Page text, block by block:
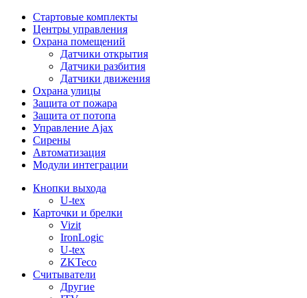
Стартовые комплекты
Центры управления
Охрана помещений
Датчики открытия
Датчики разбития
Датчики движения
Охрана улицы
Защита от пожара
Защита от потопа
Управление Ajax
Сирены
Автоматизация
Модули интеграции
Кнопки выхода
U-tex
Карточки и брелки
Vizit
IronLogic
U-tex
ZKTeco
Считыватели
Другие